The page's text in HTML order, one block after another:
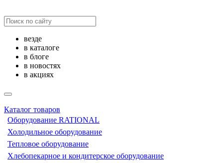
везде
в каталоге
в блоге
в новостях
в акциях
Каталог товаров
Оборудование RATIONAL
Холодильное оборудование
Тепловое оборудование
Хлебопекарное и кондитерское оборудование